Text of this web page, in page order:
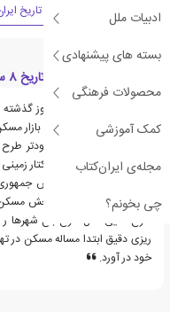
ادبیات ملل
بسته های پیشنهادی
محصولات فرهنگی
کمک آموزشی
مجله‌ی ایران‌کتاب
چی بخونم؟
ادبیات ایران
تاریخ
قسمت هایی از کتاب تاریخ 8 ساله ریاست جمهوری محمود احمدی نژاد 4
محمود احمدی نژاد روز
ضمن تشریح آخرین وضع بازار
سعیدی کیا باید هر چه زودتر
مرحله ی
به مردم واگذار کند. رئیس
سرمایه به نفع مردم در بخش
طرح هایی مثل طرح باغ شهرها ر ا
ریزی دقیق ابتدا مساله مسکن در
خود در آورد.